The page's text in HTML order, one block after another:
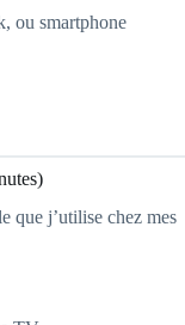
ou smartphone
que j’utilise chez mes